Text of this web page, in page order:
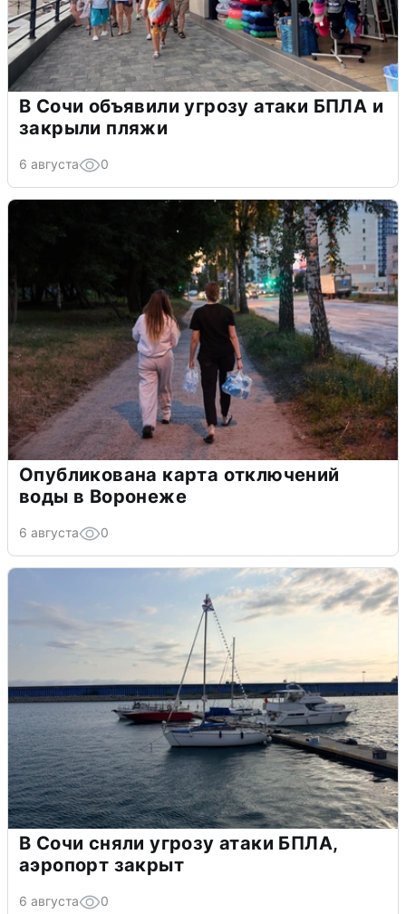
В Сочи объявили угрозу атаки БПЛА и
закрыли пляжи
6 августа 0
Опубликована карта отключений
воды в Воронеже
6 августа 0
В Сочи сняли угрозу атаки БПЛА,
аэропорт закрыт
6 августа 0